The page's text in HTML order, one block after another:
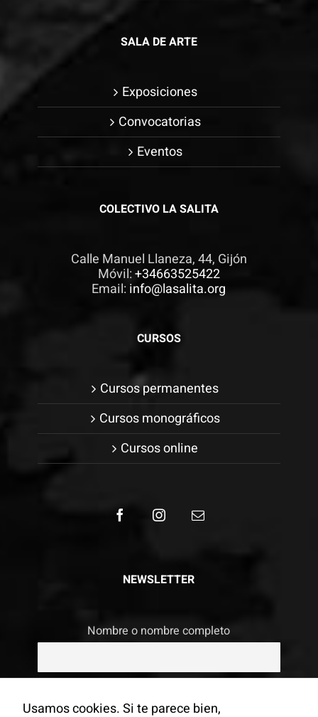
SALA DE ARTE
Exposiciones
Convocatorias
Eventos
COLECTIVO LA SALITA
Calle Manuel Llaneza, 44, Gijón
Móvil:+34663525422
Email: info@lasalita.org
CURSOS
Cursos permanentes
Cursos monográficos
Cursos online
NEWSLETTER
Nombre o nombre completo
Usamos cookies. Si te parece bien,